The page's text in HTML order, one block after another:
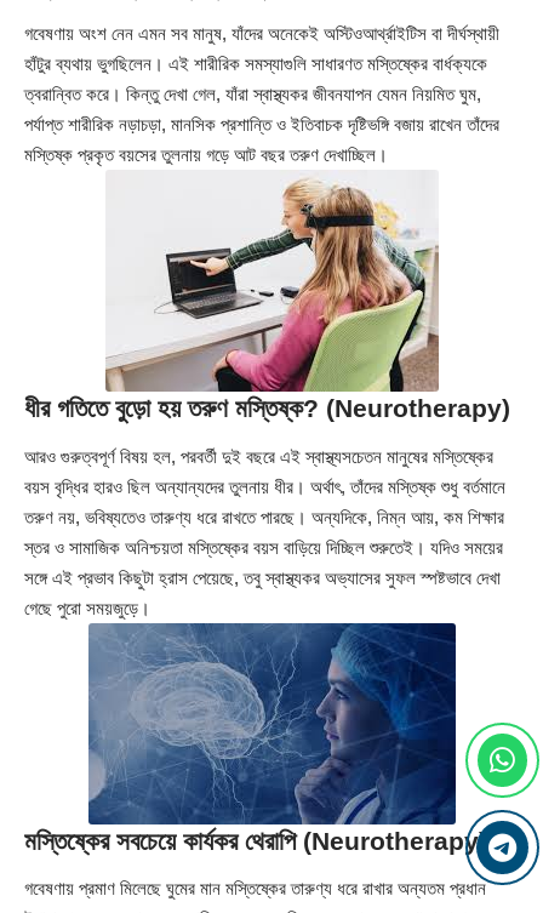
গবেষণায় অংশ নেন এমন সব মানুষ, যাঁদের অনেকেই অস্টিওআর্থ্রাইটিস বা দীর্ঘস্থায়ী
হাঁটুর ব্যথায় ভুগছিলেন। এই শারীরিক সমস্যাগুলি সাধারণত মস্তিষ্কের বার্ধক্যকে
ত্বরান্বিত করে। কিন্তু দেখা গেল, যাঁরা স্বাস্থ্যকর জীবনযাপন যেমন নিয়মিত ঘুম,
পর্যাপ্ত শারীরিক নড়াচড়া, মানসিক প্রশান্তি ও ইতিবাচক দৃষ্টিভঙ্গি বজায় রাখেন তাঁদের
মস্তিষ্ক প্রকৃত বয়সের তুলনায় গড়ে আট বছর তরুণ দেখাচ্ছিল।
ধীর গতিতে বুড়ো হয় তরুণ মস্তিষ্ক? (Neurotherapy)
আরও গুরুত্বপূর্ণ বিষয় হল, পরবর্তী দুই বছরে এই স্বাস্থ্যসচেতন মানুষের মস্তিষ্কের
বয়স বৃদ্ধির হারও ছিল অন্যান্যদের তুলনায় ধীর। অর্থাৎ, তাঁদের মস্তিষ্ক শুধু বর্তমানে
তরুণ নয়, ভবিষ্যতেও তারুণ্য ধরে রাখতে পারছে। অন্যদিকে, নিম্ন আয়, কম শিক্ষার
স্তর ও সামাজিক অনিশ্চয়তা মস্তিষ্কের বয়স বাড়িয়ে দিচ্ছিল শুরুতেই। যদিও সময়ের
সঙ্গে এই প্রভাব কিছুটা হ্রাস পেয়েছে, তবু স্বাস্থ্যকর অভ্যাসের সুফল স্পষ্টভাবে দেখা
গেছে পুরো সময়জুড়ে।
মস্তিষ্কের সবচেয়ে কার্যকর থেরাপি (Neurotherapy)
গবেষণায় প্রমাণ মিলেছে ঘুমের মান মস্তিষ্কের তারুণ্য ধরে রাখার অন্যতম প্রধান